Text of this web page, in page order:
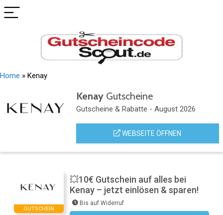
Home » Kenay
KenayGutscheine
Gutscheine & Rabatte - August 2026
WEBSEITE ÖFFNEN
GUTSCHEIN
💥10€ Gutschein auf alles bei
Kenay – jetzt einlösen & sparen!
Bis auf Widerruf